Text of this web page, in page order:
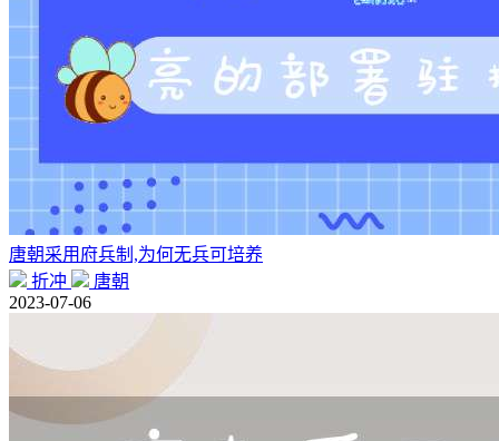
唐朝采用府兵制,为何无兵可培养
折冲
唐朝
2023-07-06